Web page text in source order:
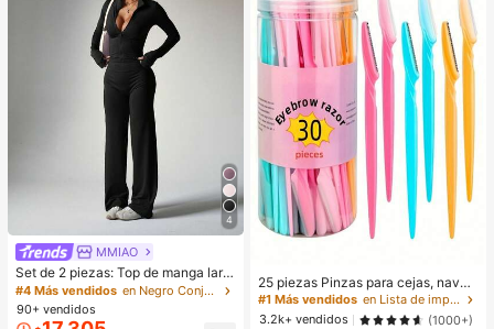
4
MMIAO
Set de 2 piezas: Top de manga larg
a con cierre de cremallera morado
+ Pantalones anchos de pierna anc
ha sueltos, conjunto de yoga y dep
#4 Más vendidos
en Negro Conjuntos deportivos para mujer
90+ vendidos
25 piezas Pinzas para cejas, navaj
as, tijeras de mango largo, pinzas p
ara cejas de acero inoxidable, herra
#1 Más vendidos
en Lista de imprescindibles para enfermería Herram
3.2k+ vendidos
(1000+)